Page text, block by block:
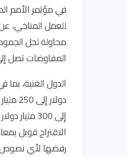
للعمل المناخي،
محاولة لحل
المفاوضات تصل
إلى 300
الاقتراح قوبل
رفضها لأي